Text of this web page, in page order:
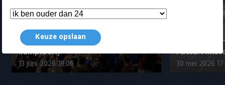
Tigers Roermond - Futsal
Amsterdam 3-0 (Roermond
kampioen)
13 juni 2026 19:06
Futsal
30 mei 2026
Keuze opslaan